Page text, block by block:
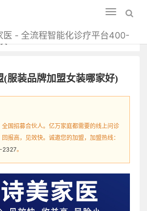
Toggle
navigation
医 - 全流程智能化诊疗平台400-
(服装品牌加盟女装哪家好)
全国招募合伙人。亿万家庭都需要的线上问诊
报高，见效快。诚邀您的加盟，加盟热线：
。